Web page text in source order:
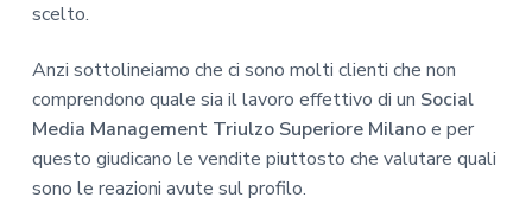
scelto.
Anzi sottolineiamo che ci sono molti clienti che non
comprendono quale sia il lavoro effettivo di un Social
Media Management Triulzo Superiore Milanoe per
questo giudicano le vendite piuttosto che valutare quali
sono le reazioni avute sul profilo.